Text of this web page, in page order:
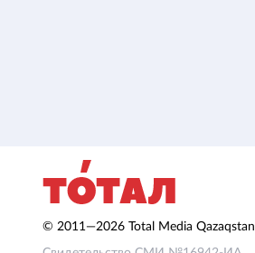
© 2011—2026 Total Media Qazaqstan